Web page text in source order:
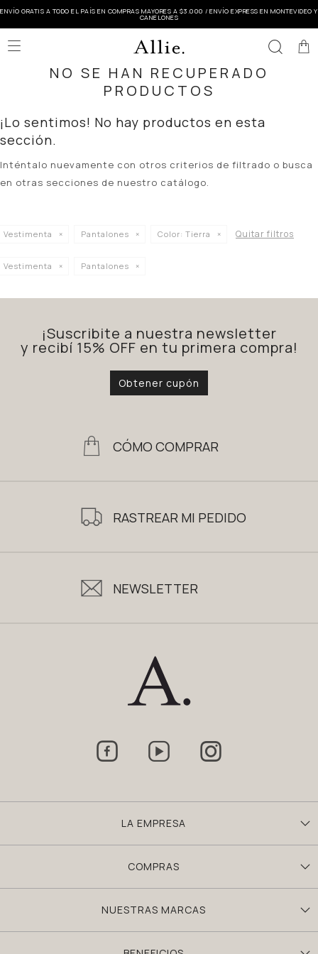
ENVÍO GRATIS A TODO EL PAÍS EN COMPRAS MAYORES A $3.000 / ENVÍO EXPRESS EN MONTEVIDEO Y
CANELONES

NO SE HAN RECUPERADO
PRODUCTOS
¡Lo sentimos! No hay productos en esta
sección.
Inténtalo nuevamente con otros criterios de filtrado o busca
en otras secciones de nuestro catálogo.
Vestimenta Pantalones Color: Tierra Quitar filtros
Vestimenta Pantalones
¡Suscribite a nuestra newsletter
y recibí 15% OFF en tu primera compra!
Obtener cupón
CÓMO COMPRAR
RASTREAR MI PEDIDO
NEWSLETTER
LA EMPRESA
COMPRAS
NUESTRAS MARCAS
  